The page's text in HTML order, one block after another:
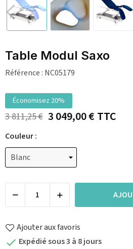
Table Modul Saxo
Référence : NC05179
Économisez 20%
3 811,25 € 3 049,00 €TTC
Couleur :
Ajouter aux favoris
 Expédié sous 3 à 8 jours